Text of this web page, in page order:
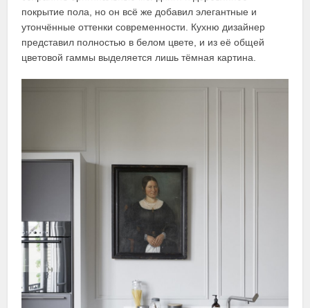
покрытие пола, но он всё же добавил элегантные и
утончённые оттенки современности. Кухню дизайнер
представил полностью в белом цвете, и из её общей
цветовой гаммы выделяется лишь тёмная картина.